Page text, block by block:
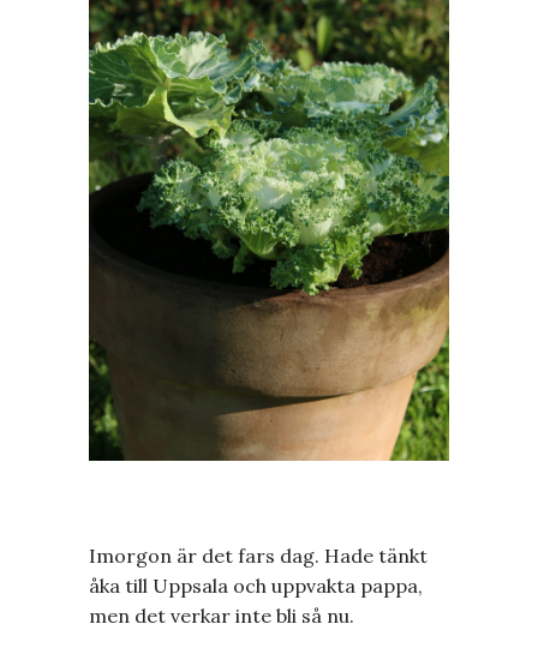
Imorgon är det fars dag. Hade tänkt
åka till Uppsala och uppvakta pappa,
men det verkar inte bli så nu.